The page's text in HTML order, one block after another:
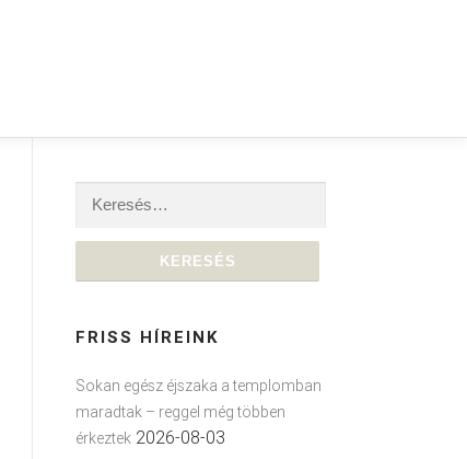
Keresés:
FRISS HÍREINK
Sokan egész éjszaka a templomban
maradtak – reggel még többen
érkeztek 2026-08-03